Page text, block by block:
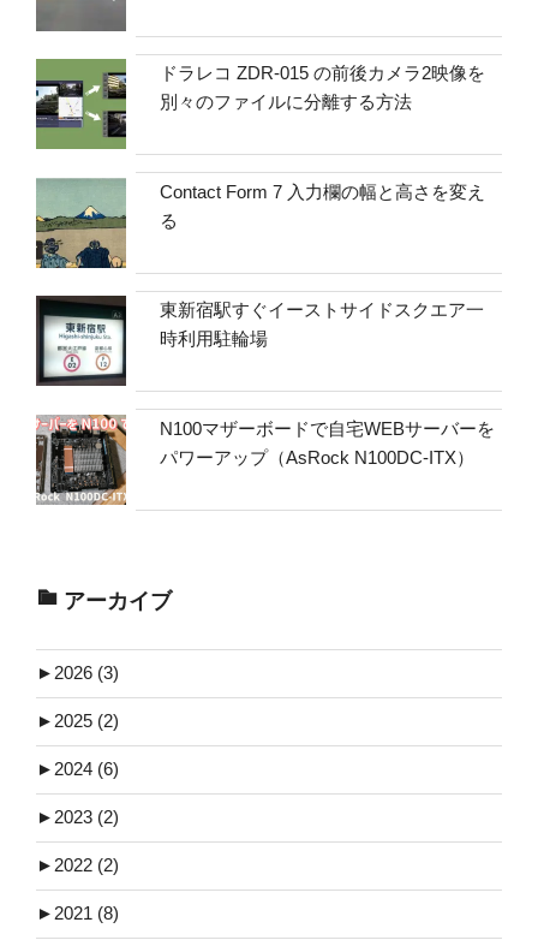
ドラレコ ZDR-015 の前後カメラ2映像を
別々のファイルに分離する方法
Contact Form 7 入力欄の幅と高さを変え
る
東新宿駅すぐイーストサイドスクエア一
時利用駐輪場
N100マザーボードで自宅WEBサーバーを
パワーアップ（AsRock N100DC-ITX）
アーカイブ
► 2026 (3)
► 2025 (2)
► 2024 (6)
► 2023 (2)
► 2022 (2)
► 2021 (8)